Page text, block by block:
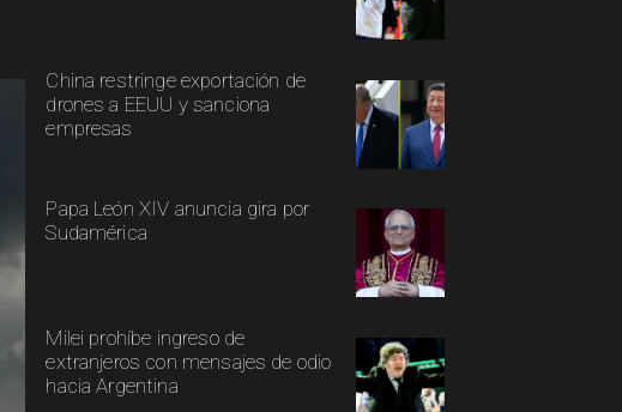
China restringe exportación de
drones a EEUU y sanciona
empresas
Papa León XIV anuncia gira por
Sudamérica
Milei prohíbe ingreso de
extranjeros con mensajes de odio
hacia Argentina